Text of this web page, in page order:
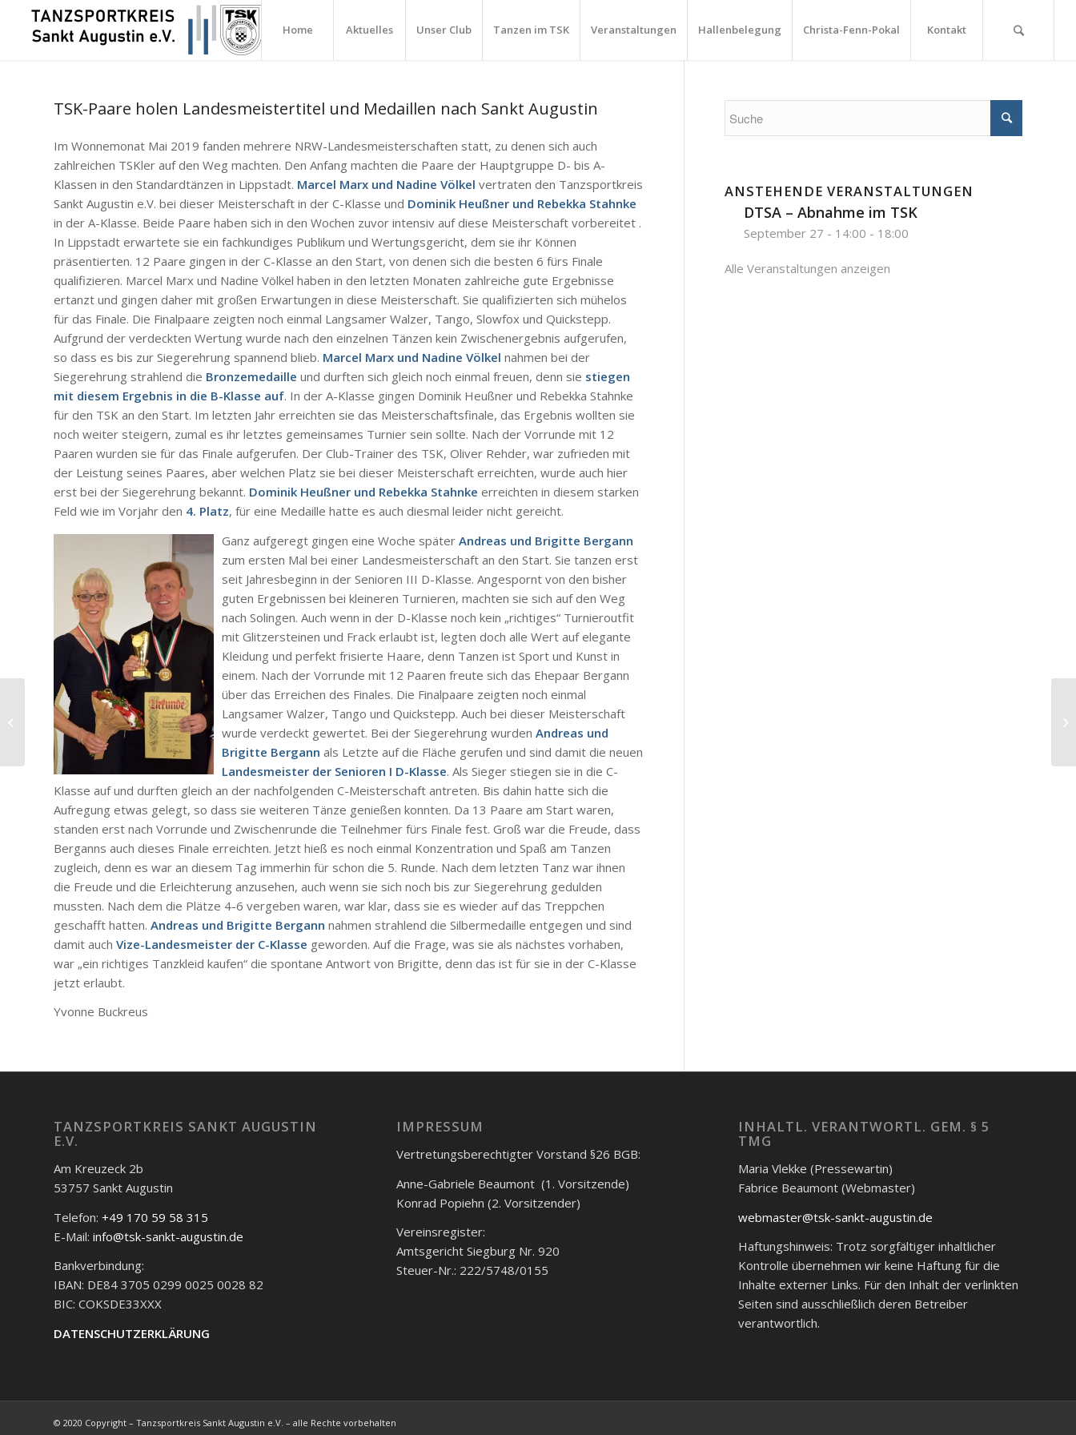
Home Aktuelles Unser Club Tanzen im TSK Veranstaltungen Hallenbelegung Christa-Fenn-Pokal Kontakt
TSK-Paare holen Landesmeistertitel und Medaillen nach Sankt Augustin
Im Wonnemonat Mai 2019 fanden mehrere NRW-Landesmeisterschaften statt, zu denen sich auch
zahlreichen TSKler auf den Weg machten. Den Anfang machten die Paare der Hauptgruppe D- bis A-
Klassen in den Standardtänzen in Lippstadt. Marcel Marx und Nadine Völkel vertraten den Tanzsportkreis
Sankt Augustin e.V. bei dieser Meisterschaft in der C-Klasse und Dominik Heußner und Rebekka Stahnke
in der A-Klasse. Beide Paare haben sich in den Wochen zuvor intensiv auf diese Meisterschaft vorbereitet .
In Lippstadt erwartete sie ein fachkundiges Publikum und Wertungsgericht, dem sie ihr Können
präsentierten. 12 Paare gingen in der C-Klasse an den Start, von denen sich die besten 6 fürs Finale
qualifizieren. Marcel Marx und Nadine Völkel haben in den letzten Monaten zahlreiche gute Ergebnisse
ertanzt und gingen daher mit großen Erwartungen in diese Meisterschaft. Sie qualifizierten sich mühelos
für das Finale. Die Finalpaare zeigten noch einmal Langsamer Walzer, Tango, Slowfox und Quickstepp.
Aufgrund der verdeckten Wertung wurde nach den einzelnen Tänzen kein Zwischenergebnis aufgerufen,
so dass es bis zur Siegerehrung spannend blieb. Marcel Marx und Nadine Völkel nahmen bei der
Siegerehrung strahlend die Bronzemedaille und durften sich gleich noch einmal freuen, denn sie stiegen
mit diesem Ergebnis in die B-Klasse auf. In der A-Klasse gingen Dominik Heußner und Rebekka Stahnke
für den TSK an den Start. Im letzten Jahr erreichten sie das Meisterschaftsfinale, das Ergebnis wollten sie
noch weiter steigern, zumal es ihr letztes gemeinsames Turnier sein sollte. Nach der Vorrunde mit 12
Paaren wurden sie für das Finale aufgerufen. Der Club-Trainer des TSK, Oliver Rehder, war zufrieden mit
der Leistung seines Paares, aber welchen Platz sie bei dieser Meisterschaft erreichten, wurde auch hier
erst bei der Siegerehrung bekannt. Dominik Heußner und Rebekka Stahnke erreichten in diesem starken
Feld wie im Vorjahr den 4. Platz, für eine Medaille hatte es auch diesmal leider nicht gereicht.
Ganz aufgeregt gingen eine Woche später Andreas und Brigitte Bergann
zum ersten Mal bei einer Landesmeisterschaft an den Start. Sie tanzen erst
seit Jahresbeginn in der Senioren III D-Klasse. Angespornt von den bisher
guten Ergebnissen bei kleineren Turnieren, machten sie sich auf den Weg
nach Solingen. Auch wenn in der D-Klasse noch kein „richtiges“ Turnieroutfit
mit Glitzersteinen und Frack erlaubt ist, legten doch alle Wert auf elegante
Kleidung und perfekt frisierte Haare, denn Tanzen ist Sport und Kunst in
einem. Nach der Vorrunde mit 12 Paaren freute sich das Ehepaar Bergann
über das Erreichen des Finales. Die Finalpaare zeigten noch einmal
Langsamer Walzer, Tango und Quickstepp. Auch bei dieser Meisterschaft
wurde verdeckt gewertet. Bei der Siegerehrung wurden Andreas und
Brigitte Bergann als Letzte auf die Fläche gerufen und sind damit die neuen
Landesmeister der Senioren I D-Klasse. Als Sieger stiegen sie in die C-
Klasse auf und durften gleich an der nachfolgenden C-Meisterschaft antreten. Bis dahin hatte sich die
Aufregung etwas gelegt, so dass sie weiteren Tänze genießen konnten. Da 13 Paare am Start waren,
standen erst nach Vorrunde und Zwischenrunde die Teilnehmer fürs Finale fest. Groß war die Freude, dass
Berganns auch dieses Finale erreichten. Jetzt hieß es noch einmal Konzentration und Spaß am Tanzen
zugleich, denn es war an diesem Tag immerhin für schon die 5. Runde. Nach dem letzten Tanz war ihnen
die Freude und die Erleichterung anzusehen, auch wenn sie sich noch bis zur Siegerehrung gedulden
mussten. Nach dem die Plätze 4-6 vergeben waren, war klar, dass sie es wieder auf das Treppchen
geschafft hatten. Andreas und Brigitte Bergann nahmen strahlend die Silbermedaille entgegen und sind
damit auch Vize-Landesmeister der C-Klasse geworden. Auf die Frage, was sie als nächstes vorhaben,
war „ein richtiges Tanzkleid kaufen“ die spontane Antwort von Brigitte, denn das ist für sie in der C-Klasse
jetzt erlaubt.
Yvonne Buckreus
ANSTEHENDE VERANSTALTUNGEN
DTSA – Abnahme im TSK
September 27 - 14:00 - 18:00
Alle Veranstaltungen anzeigen
TANZSPORTKREIS SANKT AUGUSTIN
E.V.
Am Kreuzeck 2b
53757 Sankt Augustin
Telefon: +49 170 59 58 315
E-Mail: info@tsk-sankt-augustin.de
Bankverbindung:
IBAN: DE84 3705 0299 0025 0028 82
BIC: COKSDE33XXX
DATENSCHUTZERKLÄRUNG
IMPRESSUM
Vertretungsberechtigter Vorstand §26 BGB:
Anne-Gabriele Beaumont (1. Vorsitzende)
Konrad Popiehn (2. Vorsitzender)
Vereinsregister:
Amtsgericht Siegburg Nr. 920
Steuer-Nr.: 222/5748/0155
INHALTL. VERANTWORTL. GEM. § 5
TMG
Maria Vlekke (Pressewartin)
Fabrice Beaumont (Webmaster)
webmaster@tsk-sankt-augustin.de
Haftungshinweis: Trotz sorgfältiger inhaltlicher
Kontrolle übernehmen wir keine Haftung für die
Inhalte externer Links. Für den Inhalt der verlinkten
Seiten sind ausschließlich deren Betreiber
verantwortlich.
© 2020 Copyright – Tanzsportkreis Sankt Augustin e.V. – alle Rechte vorbehalten
Unsere Paare bei der
NRW-Pokal-Serie Jan-
Mai 2019